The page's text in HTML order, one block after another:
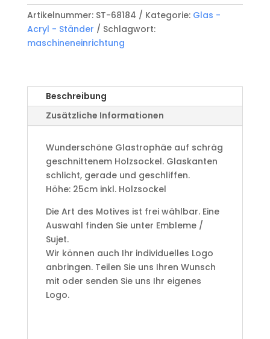
ST-
68184
Menge
Artikelnummer: ST-68184 Kategorie: Glas -
Acryl - Ständer
Schlagwort:
maschineneinrichtung
Beschreibung
Zusätzliche Informationen
Wunderschöne Glastrophäe auf schräg
geschnittenem Holzsockel. Glaskanten
schlicht, gerade und geschliffen.
Höhe: 25cm inkl. Holzsockel
Die Art des Motives ist frei wählbar. Eine
Auswahl finden Sie unter Embleme /
Sujet.
Wir können auch Ihr individuelles Logo
anbringen. Teilen Sie uns Ihren Wunsch
mit oder senden Sie uns Ihr eigenes
Logo.